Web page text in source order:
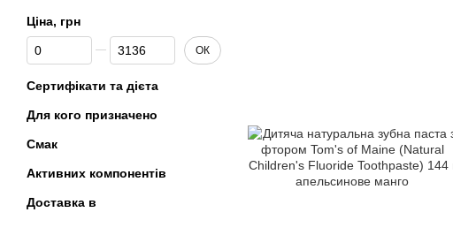
Ціна, грн
Від Ціна, грн
До Ціна, грн ОК
Сертифікати та дієта
Для кого призначено
Смак
Активних компонентів
Доставка в